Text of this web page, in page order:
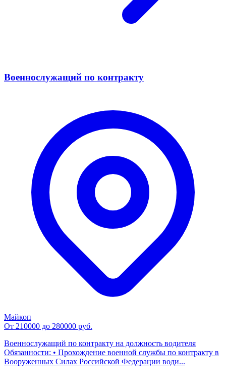
Военнослужащий по контракту
Майкоп
От 210000 до 280000 руб.
Военнослужащий по контракту на должность водителя
Обязанности: • Прохождение военной службы по контракту в
Вооруженных Силах Российской Федерации води...